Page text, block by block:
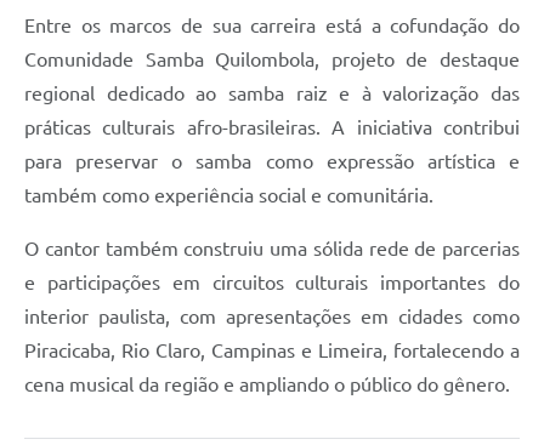
Entre os marcos de sua carreira está a cofundação do
Comunidade Samba Quilombola, projeto de destaque
regional dedicado ao samba raiz e à valorização das
práticas culturais afro-brasileiras. A iniciativa contribui
para preservar o samba como expressão artística e
também como experiência social e comunitária.
O cantor também construiu uma sólida rede de parcerias
e participações em circuitos culturais importantes do
interior paulista, com apresentações em cidades como
Piracicaba, Rio Claro, Campinas e Limeira, fortalecendo a
cena musical da região e ampliando o público do gênero.